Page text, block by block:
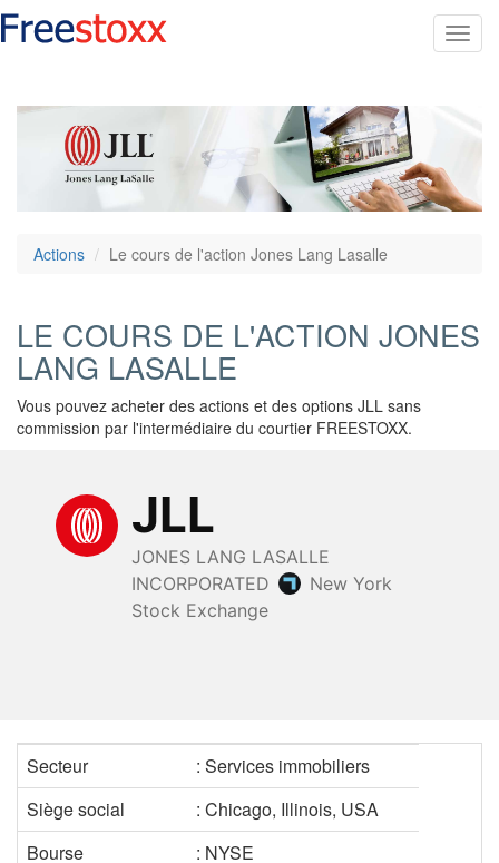
Actions Le cours de l'action Jones Lang Lasalle
LE COURS DE L'ACTION JONES
LANG LASALLE
Vous pouvez acheter des actions et des options JLL sans
commission par l'intermédiaire du courtier FREESTOXX.
Secteur
: Services immobiliers
Siège social
: Chicago, Illinois, USA
Bourse
: NYSE